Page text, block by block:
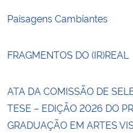
Paisagens Cambiantes
FRAGMENTOS DO (IR)REAL
ATA DA COMISSÃO DE
TESE – EDIÇÃO 2026 DO
GRADUAÇÃO EM ARTES